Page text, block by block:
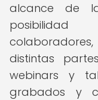
alcance de
distintas
webinars y
grabados y